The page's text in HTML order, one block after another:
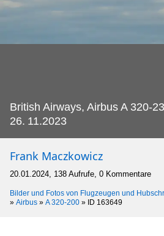
British Airways, Airbus A 320-
26. 11.2023
Frank Maczkowicz
20.01.2024, 138 Aufrufe, 0 Kommentare
Bilder und Fotos von Flugzeugen und
» Airbus » A 320-200 » ID 163649